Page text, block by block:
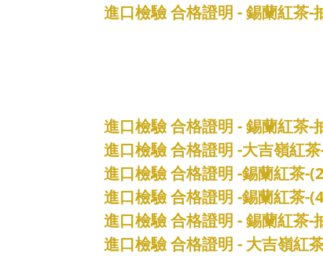
進口檢驗 合格證明 - 錫蘭紅茶-
進口檢驗 合格證明 - 錫蘭紅茶-
進口檢驗 合格證明 -大吉嶺紅
進口檢驗 合格證明 -錫蘭紅茶-
進口檢驗 合格證明 -錫蘭紅茶-
進口檢驗 合格證明 - 錫蘭紅茶-
進口檢驗 合格證明 - 大吉嶺紅